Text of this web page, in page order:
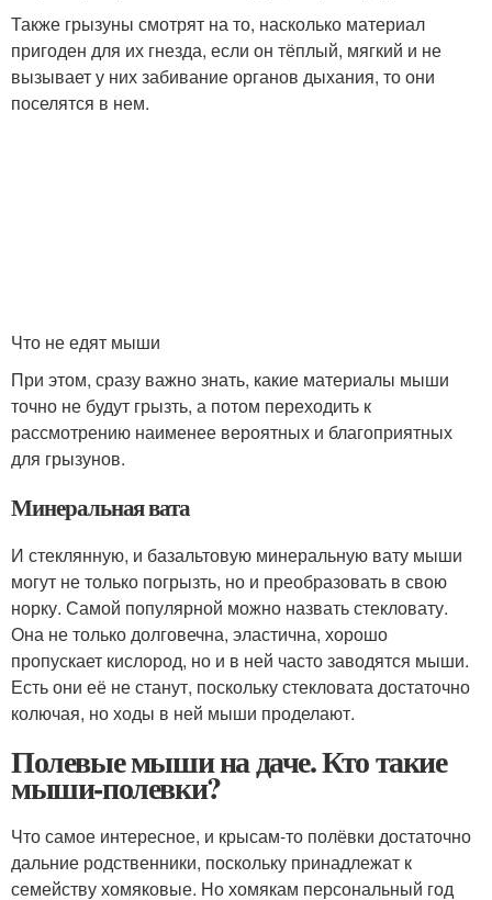
Также грызуны смотрят на то, насколько материал
пригоден для их гнезда, если он тёплый, мягкий и не
вызывает у них забивание органов дыхания, то они
поселятся в нем.
Что не едят мыши
При этом, сразу важно знать, какие материалы мыши
точно не будут грызть, а потом переходить к
рассмотрению наименее вероятных и благоприятных
для грызунов.
Минеральная вата
И стеклянную, и базальтовую минеральную вату мыши
могут не только погрызть, но и преобразовать в свою
норку. Самой популярной можно назвать стекловату.
Она не только долговечна, эластична, хорошо
пропускает кислород, но и в ней часто заводятся мыши.
Есть они её не станут, поскольку стекловата достаточно
колючая, но ходы в ней мыши проделают.
Полевые мыши на даче. Кто такие
мыши-полевки?
Что самое интересное, и крысам-то полёвки достаточно
дальние родственники, поскольку принадлежат к
семейству хомяковые. Но хомякам персональный год